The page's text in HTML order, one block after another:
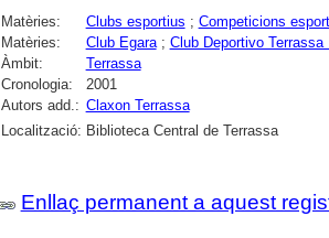
Matèries: Clubs esportius ; Competicions
Matèries:
Club Egara; Club Deportivo Terrassa
Àmbit:
Terrassa
Cronologia:
2001
Autors add.: Claxon Terrassa
Localització: Biblioteca Central de Terrassa
Enllaç permanent a aquest